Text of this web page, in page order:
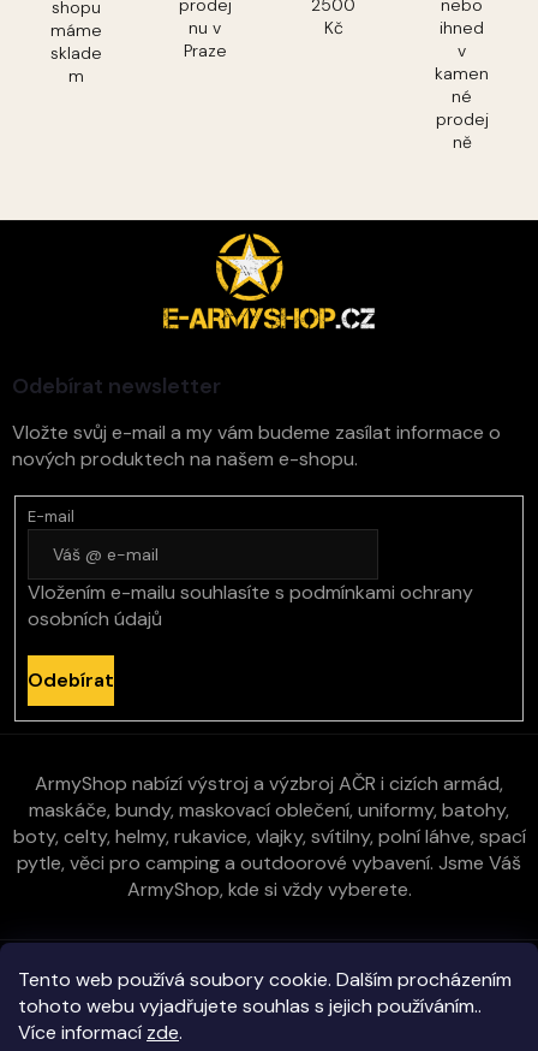
Tento web používá soubory cookie. Dalším procházením
tohoto webu vyjadřujete souhlas s jejich používáním..
Více informací zde.
shopu
máme
sklade
m
nu v
Praze
Kč
ihned
v
kamen
né
prodej
ně
Odebírat newsletter
Vložte svůj e-mail a my vám budeme zasílat informace o
nových produktech na našem e-shopu.
E-mail
Vložením e-mailu souhlasíte s podmínkami ochrany
osobních údajů
Odebírat
ArmyShop nabízí výstroj a výzbroj AČR i cizích armád,
maskáče, bundy, maskovací oblečení, uniformy, batohy,
boty, celty, helmy, rukavice, vlajky, svítilny, polní láhve, spací
pytle, věci pro camping a outdoorové vybavení. Jsme Váš
ArmyShop, kde si vždy vyberete.
Zákaznická péče
Vše o nákupu